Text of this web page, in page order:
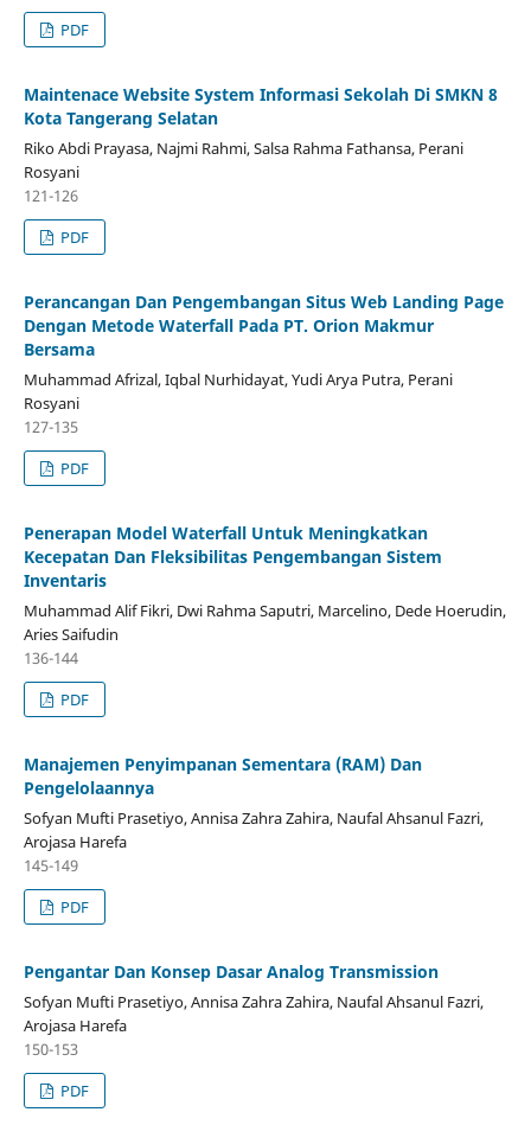
PDF
Maintenace Website System Informasi Sekolah Di SMKN 8
Kota Tangerang Selatan
Riko Abdi Prayasa, Najmi Rahmi, Salsa Rahma Fathansa, Perani
Rosyani
121-126
PDF
Perancangan Dan Pengembangan Situs Web Landing Page
Dengan Metode Waterfall Pada PT. Orion Makmur
Bersama
Muhammad Afrizal, Iqbal Nurhidayat, Yudi Arya Putra, Perani
Rosyani
127-135
PDF
Penerapan Model Waterfall Untuk Meningkatkan
Kecepatan Dan Fleksibilitas Pengembangan Sistem
Inventaris
Muhammad Alif Fikri, Dwi Rahma Saputri, Marcelino, Dede Hoerudin,
Aries Saifudin
136-144
PDF
Manajemen Penyimpanan Sementara (RAM) Dan
Pengelolaannya
Sofyan Mufti Prasetiyo, Annisa Zahra Zahira, Naufal Ahsanul Fazri,
Arojasa Harefa
145-149
PDF
Pengantar Dan Konsep Dasar Analog Transmission
Sofyan Mufti Prasetiyo, Annisa Zahra Zahira, Naufal Ahsanul Fazri,
Arojasa Harefa
150-153
PDF